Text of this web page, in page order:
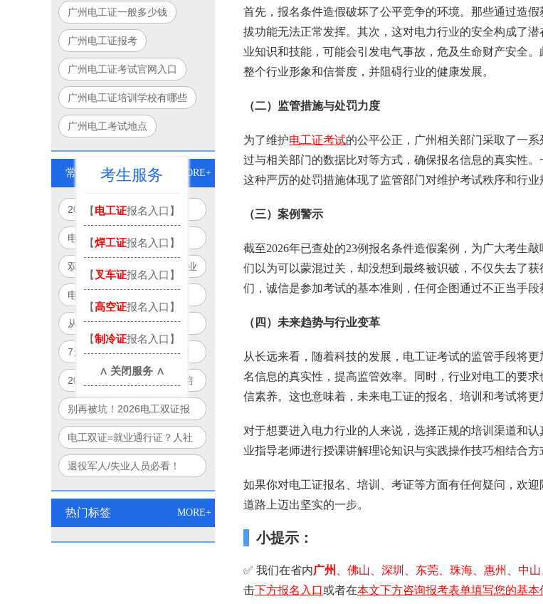
广州电工证一般多少钱
广州电工证报考
广州电工证考试官网入口
广州电工证培训学校有哪些
广州电工考试地点
常见问题 MORE+
2026年电工双证培训新模
式：免重复培训、跨省通用、
线上+线下
电工证别再单考！2026年
起“双证合一”成就业硬门槛
双证电工薪资直涨50%！企业
抢人真相：单证已过时
电工双证补贴最高8000元？
2026年全国32城可申领清单
曝光
从月薪5000到12000：双证
电工职业晋升路径全图解
7天拿双证？广州电工可报！
政府补贴项目制培训全解析
2026年国家新规：电工“一培
双证”合法落地，一次培训拿
双证！
别再被坑！2026电工双证报
名避雷指南：官方渠道+防骗
口诀
电工双证=就业通行证？人社
部+应急部联合认证权威解读
退役军人/失业人员必看！
入口
热门标签 MORE+
首先，报名条件造假破坏了公平竞争的环境。那些通过造
拔功能无法正常发挥。其次，这对电力行业的安全构成了
业知识和技能，可能会引发电气事故，危及生命财产安全
整个行业形象和信誉度，并阻碍行业的健康发展。
（二）监管措施与处罚力度
为了维护电工证考试的公平公正，广州相关部门采取了一
过与相关部门的数据比对等方式，确保报名信息的真实性
这种严厉的处罚措施体现了监管部门对维护考试秩序和行业
（三）案例警示
截至2026年已查处的23例报名条件造假案例，为广大考生
们以为可以蒙混过关，却没想到最终被识破，不仅失去了
们，诚信是参加考试的基本准则，任何企图通过不正当手段
（四）未来趋势与行业变革
从长远来看，随着科技的发展，电工证考试的监管手段将
名信息的真实性，提高监管效率。同时，行业对电工的要
信素养。这也意味着，未来电工证的报名、培训和考试将更
对于想要进入电力行业的人来说，选择正规的培训渠道和
业指导老师进行授课讲解理论知识与实践操作技巧相结合
如果你对电工证报名、培训、考证等方面有任何疑问，欢
道路上迈出坚实的一步。
小提示：
✅ 我们在省内广州 、佛山、深圳、东莞、珠海、惠州、中
击下方报名入口或者在本文下方咨询报考表单填写您的基
考生服务
【电工证报名入口】
【焊工证报名入口】
【 叉车证报名入口】
【高空证报名入口】
【制冷证报名入口】
∧ 关闭服务 ∧